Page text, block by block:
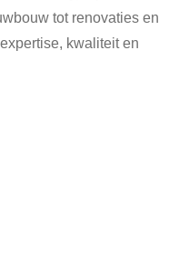
tot renovaties en
kwaliteit en